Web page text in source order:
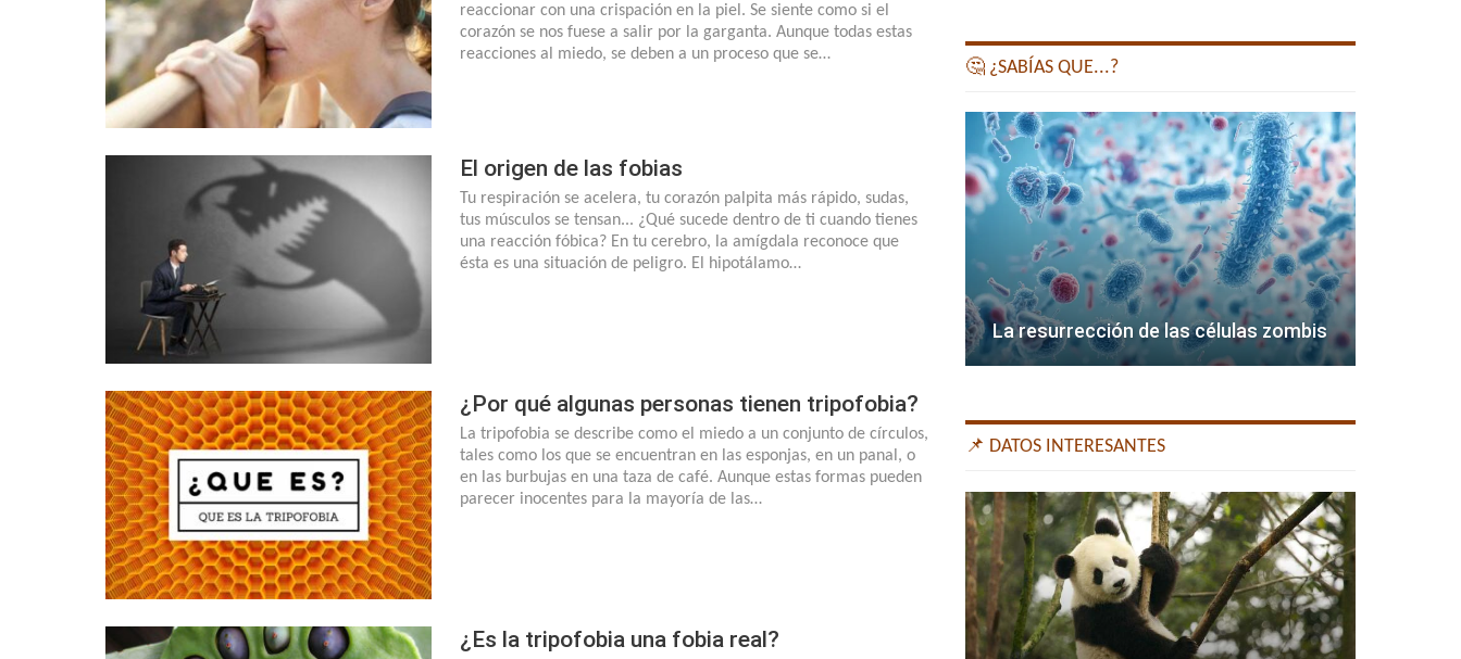
reaccionar con una crispación en la piel. Se siente como si el
corazón se nos fuese a salir por la garganta. Aunque todas estas
reacciones al miedo, se deben a un proceso que se…
El origen de las fobias
Tu respiración se acelera, tu corazón palpita más rápido, sudas,
tus músculos se tensan... ¿Qué sucede dentro de ti cuando tienes
una reacción fóbica? En tu cerebro, la amígdala reconoce que
ésta es una situación de peligro. El hipotálamo…
¿Por qué algunas personas tienen tripofobia?
La tripofobia se describe como el miedo a un conjunto de círculos,
tales como los que se encuentran en las esponjas, en un panal, o
en las burbujas en una taza de café. Aunque estas formas pueden
parecer inocentes para la mayoría de las…
¿Es la tripofobia una fobia real?
🤔 ¿SABÍAS QUE...?
La resurrección de las células zombis
📌 DATOS INTERESANTES